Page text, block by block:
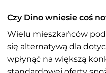
Czy Dino wniesie coś
Wielu mieszkańców
się alternatywą dla
wpłynąć na większą